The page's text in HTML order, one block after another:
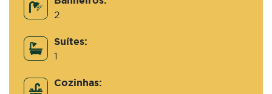
2
Suítes:
1
Cozinhas: